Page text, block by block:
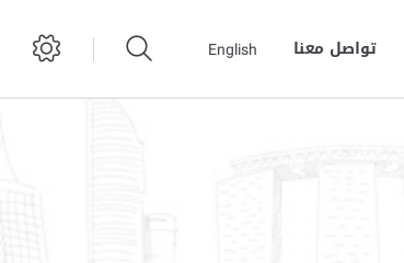
تواصل معنا English